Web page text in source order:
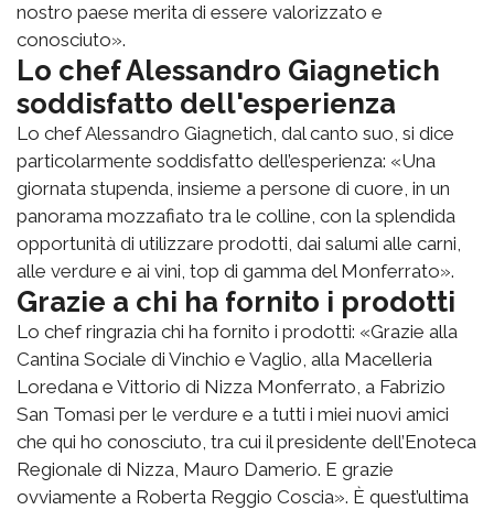
nostro paese merita di essere valorizzato e
conosciuto».
Lo chef Alessandro Giagnetich
soddisfatto dell'esperienza
Lo chef Alessandro Giagnetich, dal canto suo, si dice
particolarmente soddisfatto dell’esperienza: «Una
giornata stupenda, insieme a persone di cuore, in un
panorama mozzafiato tra le colline, con la splendida
opportunità di utilizzare prodotti, dai salumi alle carni,
alle verdure e ai vini, top di gamma del Monferrato».
Grazie a chi ha fornito i prodotti
Lo chef ringrazia chi ha fornito i prodotti: «Grazie alla
Cantina Sociale di Vinchio e Vaglio, alla Macelleria
Loredana e Vittorio di Nizza Monferrato, a Fabrizio
San Tomasi per le verdure e a tutti i miei nuovi amici
che qui ho conosciuto, tra cui il presidente dell’Enoteca
Regionale di Nizza, Mauro Damerio. E grazie
ovviamente a Roberta Reggio Coscia». È quest’ultima